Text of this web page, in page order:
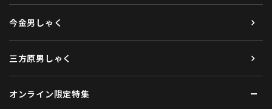
今金男しゃく
三方原男しゃく
オンライン限定特集